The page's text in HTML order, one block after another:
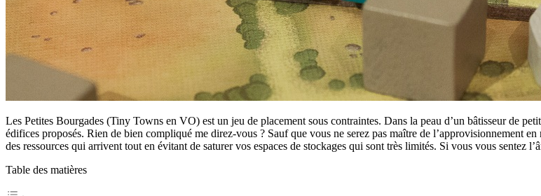
Les Petites Bourgades (Tiny Towns en VO) est un jeu de placement sous contraintes. Dans la peau d’un bâtisseur de
édifices proposés. Rien de bien compliqué me direz-vous ? Sauf que vous ne serez pas maître de l’approvisionnement
des ressources qui arrivent tout en évitant de saturer vos espaces de stockages qui sont très limités. Si vous vous sentez
Table des matières